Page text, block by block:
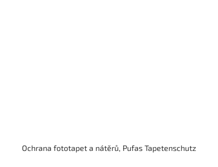
Ochrana fototapet a nátěrů, Pufas Tapetenschutz